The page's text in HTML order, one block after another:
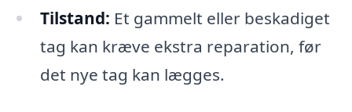
Tilstand: Et gammelt eller beskadiget
tag kan kræve ekstra reparation, før
det nye tag kan lægges.